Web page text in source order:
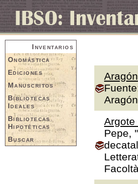
Inventarios
Onomástica
Ediciones
Manuscritos
Bibliotecas
Ideales
Bibliotecas
Hipotéticas
Buscar
Argote
Pepe,